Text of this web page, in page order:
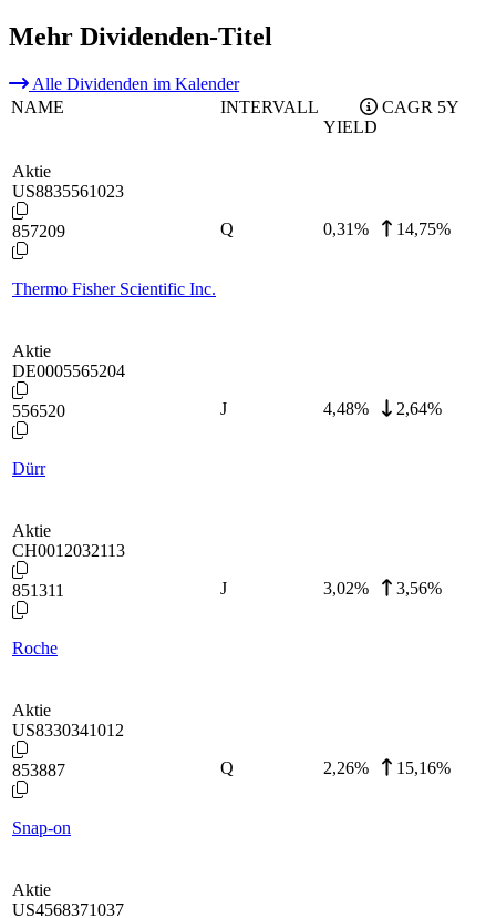
Mehr Dividenden-Titel
Alle Dividenden im Kalender
NAME
INTERVALL
YIELD
CAGR 5Y
Aktie
US8835561023
857209
Thermo Fisher Scientific Inc.
Q 0,31% 14,75%
Aktie
DE0005565204
556520
Dürr
J 4,48% 2,64%
Aktie
CH0012032113
851311
Roche
J 3,02% 3,56%
Aktie
US8330341012
853887
Snap-on
Q 2,26% 15,16%
Aktie
US4568371037